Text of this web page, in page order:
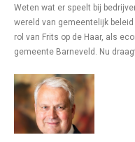
Weten wat er speelt bij
wereld van gemeentelijk
rol van Frits op de Haar, als
gemeente Barneveld. Nu